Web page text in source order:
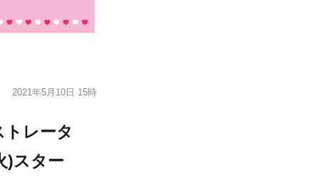
2021年5月10日 15時
レータ
)スター